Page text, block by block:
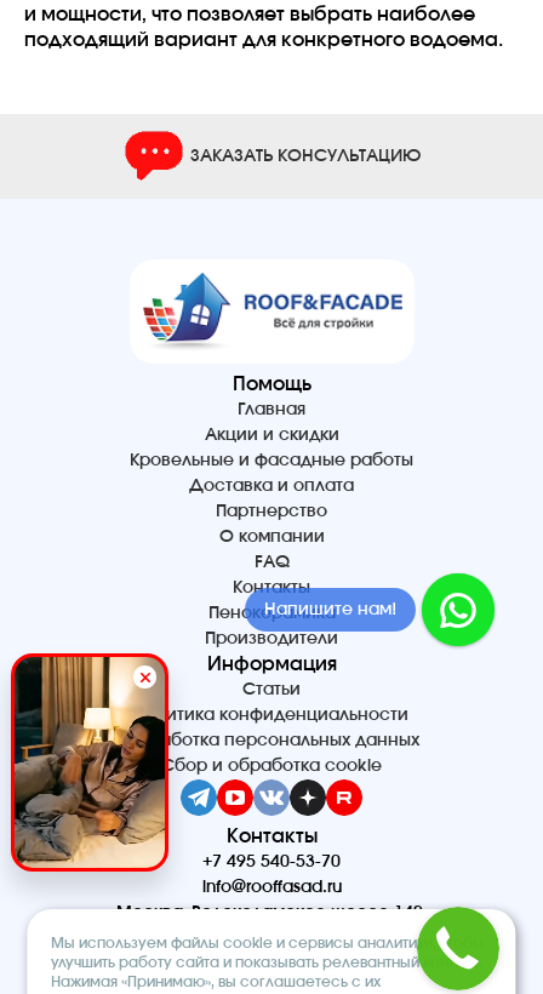
и мощности, что позволяет выбрать наиболее
подходящий вариант для конкретного водоема.
ЗАКАЗАТЬ КОНСУЛЬТАЦИЮ
Помощь
Главная
Акции и скидки
Кровельные и фасадные работы
Доставка и оплата
Партнерство
О компании
FAQ
Контакты
Пенокерамика
Производители
Информация
Статьи
Политика конфиденциальности
Обработка персональных данных
Сбор и обработка cookie
Контакты
+7 495 540-53-70
info@rooffasad.ru
Москва, Волоколамское шоссе 142,
офис 606, 6 этаж
Реквизиты
ООО “ПТК “Титан”
Мы используем файлы cookie и сервисы аналитики, чтобы
улучшить работу сайта и показывать релевантный контент.
Нажимая «Принимаю», вы соглашаетесь с их
Напишите нам!